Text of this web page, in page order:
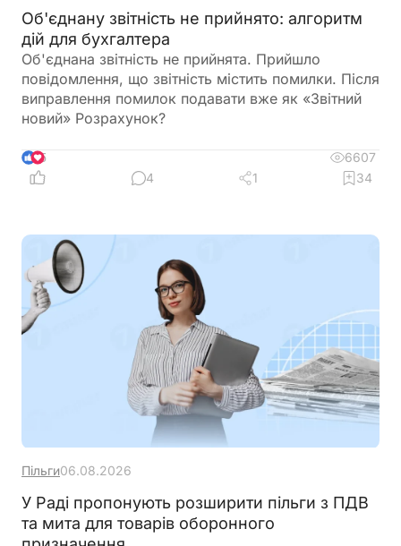
Об'єднану звітність не прийнято: алгоритм
дій для бухгалтера
Об'єднана звітність не прийнята. Прийшло
повідомлення, що звітність містить помилки. Після
виправлення помилок подавати вже як «Звітний
новий» Розрахунок?
5
6607
4
1 34
Пільги06.08.2026
У Раді пропонують розширити пільги з ПДВ
та мита для товарів оборонного